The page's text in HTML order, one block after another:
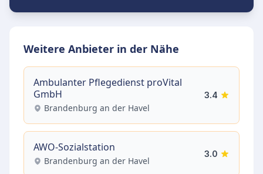
Weitere Anbieter in der Nähe
Ambulanter Pflegedienst proVital
GmbH
Brandenburg an der Havel
3.4
AWO-Sozialstation
Brandenburg an der Havel
3.0